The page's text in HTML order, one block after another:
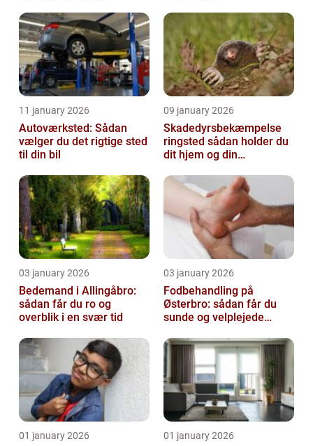
11 january 2026
Autoværksted: Sådan
vælger du det rigtige sted
til din bil
09 january 2026
Skadedyrsbekæmpelse
ringsted sådan holder du
dit hjem og din
gæster
03 january 2026
Bedemand i Allingåbro:
sådan får du ro og
overblik i en svær tid
03 january 2026
Fodbehandling på
Østerbro: sådan får du
sunde og velplejede
01 january 2026 01 january 2026